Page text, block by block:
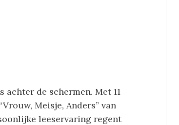
achter de schermen. Met 11
Meisje, Anders” van
leeservaring regent